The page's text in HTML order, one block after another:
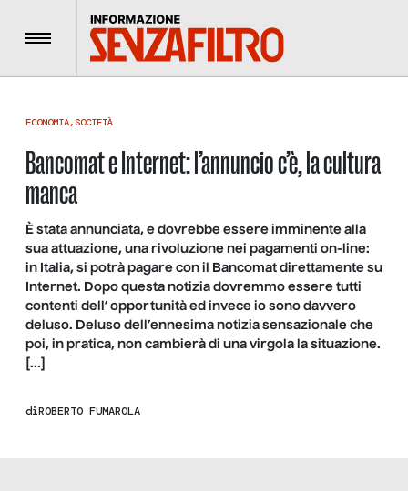
Menu
ECONOMIA, SOCIETÀ
Bancomat e Internet: l’annuncio c’è, la cultura
manca
È stata annunciata, e dovrebbe essere imminente alla
sua attuazione, una rivoluzione nei pagamenti on-line:
in Italia, si potrà pagare con il Bancomat direttamente su
Internet. Dopo questa notizia dovremmo essere tutti
contenti dell’ opportunità ed invece io sono davvero
deluso. Deluso dell’ennesima notizia sensazionale che
poi, in pratica, non cambierà di una virgola la situazione.
[…]
diROBERTO FUMAROLA